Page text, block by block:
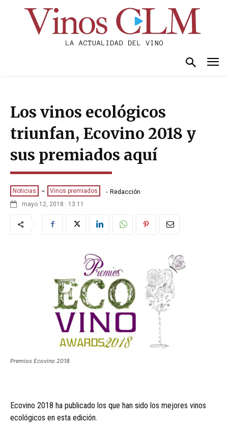
Los vinos ecológicos
triunfan, Ecovino 2018 y
sus premiados aquí
Noticias Vinos premiados - Redacción
mayo 12, 2018 · 13:11
Premios Ecovino 2018
Ecovino 2018 ha publicado los que han sido los mejores vinos
ecológicos en esta edición.